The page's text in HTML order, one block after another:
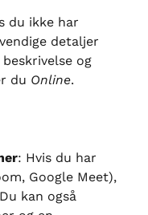
du ikke har
detaljer
og
du Online.
: Hvis du har
Google Meet),
kan også